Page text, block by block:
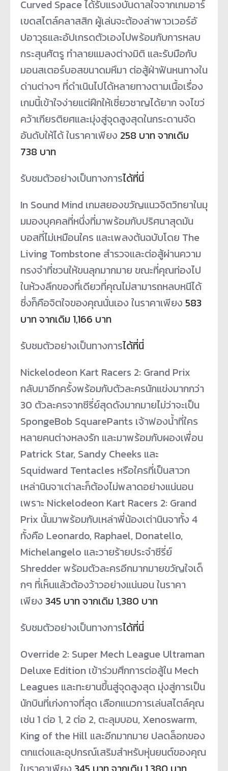
Curved Space ได้รับแรงบันดาลใจจากเกมอาร์
เขดสไตล์คลาสสิก ผู้เล่นจะต้องล่าพาวเวอร์อั
ปอาวุธและอัปเกรดตัวเองไปพร้อมกับการหลบ
กระสุนศัตรู ทำลายแมลงต่างมิติ และรับมือกับ
มอนสเตอร์บอสขนาดมหึมา ต่อสู้ฝ่าฟันหนทางใน
ด่านต่างๆ ที่ดำเนินไปได้หลายทางตามเนื้อเรื่อง
เกมนี้เข้าใจง่ายแต่ฝึกให้เชี่ยวชาญได้ยาก จงไขว่
คว้าเกียรติยศและมุ่งสู่จุดสูงสุดในกระดานจัด
อันดับให้ได้ ในราคาเพียง 258 บาท จากเดิม
738 บาท
รับชมตัวอย่างเป็นทางการได้ที่นี่
In Sound Mind เกมสยองขวัญแนวจิตวิทยาในมุ
มมองบุคคลที่หนึ่งที่มาพร้อมกับปริศนาสุดมัน
บอสที่ไม่เหมือนใคร และเพลงต้นฉบับโดย The
Living Tombstone สำรวจและต่อสู้ผ่านความ
ทรงจำที่ชวนให้ขนลุกมากมาย ขณะที่คุณท่องไป
ในห้วงลึกของที่เดียวที่คุณไม่สามารถหลบหนีได้
ซึ่งก็คือจิตใจของคุณนั่นเอง ในราคาเพียง 583
บาท จากเดิม 1,166 บาท
รับชมตัวอย่างเป็นทางการได้ที่นี่
Nickelodeon Kart Racers 2: Grand Prix
กลับมาอีกครั้งพร้อมกับตัวละครนักแข่งมากกว่า
30 ตัวละครจากซีรี่ย์สุดดังมากมายไม่ว่าจะเป็น
SpongeBob SquarePants เจ้าฟองน้ำที่ใคร
หลายคนต่างหลงรัก และมาพร้อมกับผองเพื่อน
Patrick Star, Sandy Cheeks และ
Squidward Tentacles หรือใครที่เป็นสาวก
เหล่านินจาเต่าละก็ต้องไม่พลาดอย่างแน่นอน
เพราะ Nickelodeon Kart Racers 2: Grand
Prix นั้นมาพร้อมกับเหล่าพี่น้องเต่านินจาทั้ง 4
ทั้งคือ Leonardo, Raphael, Donatello,
Michelangelo และวายร้ายประจำซีรี่ย์
Shredder พร้อมตัวละครอีกมากมายขวัญใจเด็
กๆ ที่เห็นแล้วต้องว้าวอย่างแน่นอน ในราคา
เพียง 345 บาท จากเดิม 1,380 บาท
รับชมตัวอย่างเป็นทางการได้ที่นี่
Override 2: Super Mech League Ultraman
Deluxe Edition เข้าร่วมศึกการต่อสู้ใน Mech
Leagues และทะยานขึ้นสู่จุดสูงสุด มุ่งสู่การเป็น
นักบินที่เก่งกาจที่สุด เลือกแนวการเล่นสไตล์คุณ
เช่น 1 ต่อ 1, 2 ต่อ 2, ตะลุมบอน, Xenoswarm,
King of the Hill และอีกมากมาย ปลดล็อกของ
ตกแต่งและอุปกรณ์เสริมสำหรับหุ่นยนต์ของคุณ